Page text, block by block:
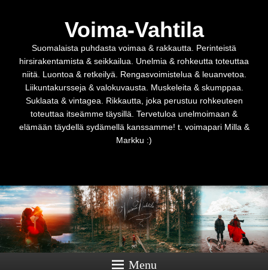
Voima-Vahtila
Suomalaista puhdasta voimaa & rakkautta. Perinteistä
hirsirakentamista & seikkailua. Unelmia & rohkeutta toteuttaa
niitä. Luontoa & retkeilyä. Rengasvoimistelua & leuanvetoa.
Liikuntakursseja & valokuvausta. Muskeleita & skumppaa.
Suklaata & vintagea. Rikkautta, joka perustuu rohkeuteen
toteuttaa itseämme täysillä. Tervetuloa unelmoimaan &
elämään täydellä sydämellä kanssamme! t. voimapari Milla &
Markku :)
Menu